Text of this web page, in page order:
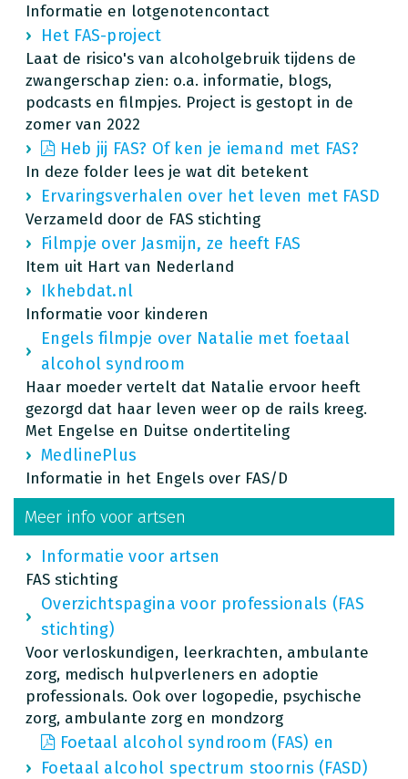
Informatie en lotgenotencontact
Het FAS-project
Laat de risico's van alcoholgebruik tijdens de
zwangerschap zien: o.a. informatie, blogs,
podcasts en filmpjes. Project is gestopt in de
zomer van 2022
Heb jij FAS? Of ken je iemand met FAS?
In deze folder lees je wat dit betekent
Ervaringsverhalen over het leven met FASD
Verzameld door de FAS stichting
Filmpje over Jasmijn, ze heeft FAS
Item uit Hart van Nederland
Ikhebdat.nl
Informatie voor kinderen
Engels filmpje over Natalie met foetaal
alcohol syndroom
Haar moeder vertelt dat Natalie ervoor heeft
gezorgd dat haar leven weer op de rails kreeg.
Met Engelse en Duitse ondertiteling
MedlinePlus
Informatie in het Engels over FAS/D
Meer info voor artsen
Informatie voor artsen
FAS stichting
Overzichtspagina voor professionals (FAS
stichting)
Voor verloskundigen, leerkrachten, ambulante
zorg, medisch hulpverleners en adoptie
professionals. Ook over logopedie, psychische
zorg, ambulante zorg en mondzorg
Foetaal alcohol syndroom (FAS) en
Foetaal alcohol spectrum stoornis (FASD)